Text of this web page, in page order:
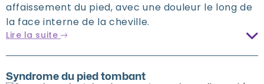
affaissement du pied, avec une douleur le long de
la face interne de la cheville.
Lire la suite
Syndrome du pied tombant